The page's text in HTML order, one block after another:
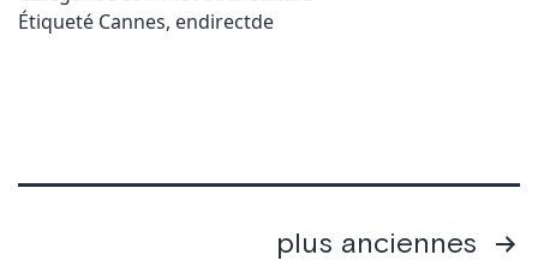
Étiqueté Cannes, endirectde
plus anciennes